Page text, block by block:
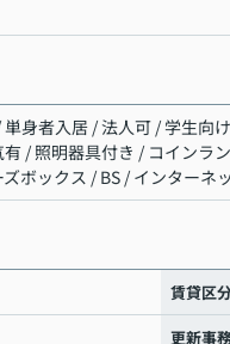
身者入居 / 法人可 / 学生向
/ 照明器具付き / コインラ
ボックス / BS / インターネ
賃貸区
更新事